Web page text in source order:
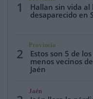
1
Hallan sin vida al
desaparecido en
2
Provincia
Estos son 5 de
menos vecinos
Jaén
Jaén